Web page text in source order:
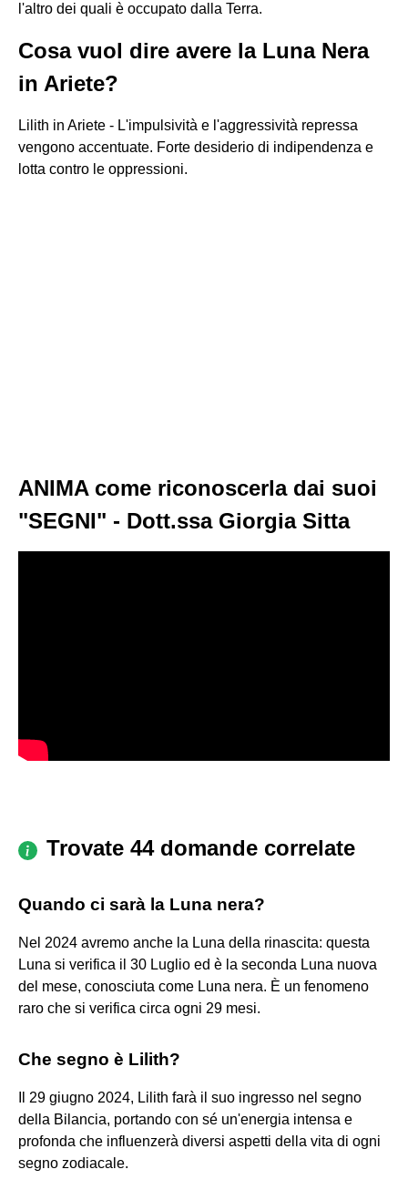
l'altro dei quali è occupato dalla Terra.
Cosa vuol dire avere la Luna Nera
in Ariete?
Lilith in Ariete - L'impulsività e l'aggressività repressa
vengono accentuate. Forte desiderio di indipendenza e
lotta contro le oppressioni.
ANIMA come riconoscerla dai suoi
"SEGNI" - Dott.ssa Giorgia Sitta
Trovate 44 domande correlate
Quando ci sarà la Luna nera?
Nel 2024 avremo anche la Luna della rinascita: questa
Luna si verifica il 30 Luglio ed è la seconda Luna nuova
del mese, conosciuta come Luna nera. È un fenomeno
raro che si verifica circa ogni 29 mesi.
Che segno è Lilith?
Il 29 giugno 2024, Lilith farà il suo ingresso nel segno
della Bilancia, portando con sé un'energia intensa e
profonda che influenzerà diversi aspetti della vita di ogni
segno zodiacale.